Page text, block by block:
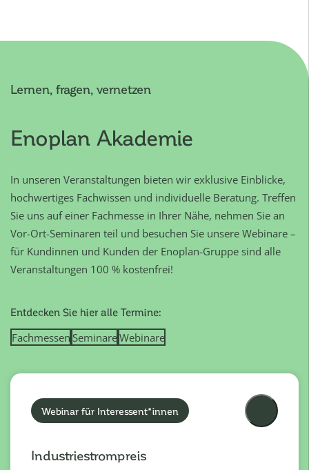
Lernen, fragen, vernetzen
Enoplan Akademie
In unseren Veranstaltungen bieten wir exklusive Einblicke,
hochwertiges Fachwissen und individuelle Beratung. Treffen
Sie uns auf einer Fachmesse in Ihrer Nähe, nehmen Sie an
Vor-Ort-Seminaren teil und besuchen Sie unsere Webinare –
für Kundinnen und Kunden der Enoplan-Gruppe sind alle
Veranstaltungen 100 % kostenfrei!
Entdecken Sie hier alle Termine:
Fachmessen Seminare Webinare
Webinar für Interessent*innen
Industriestrompreis